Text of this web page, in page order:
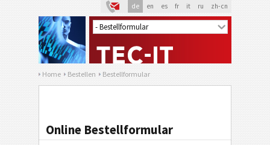
de en es fr it ru zh-cn
Home Bestellen Bestellformular
Online Bestellformular